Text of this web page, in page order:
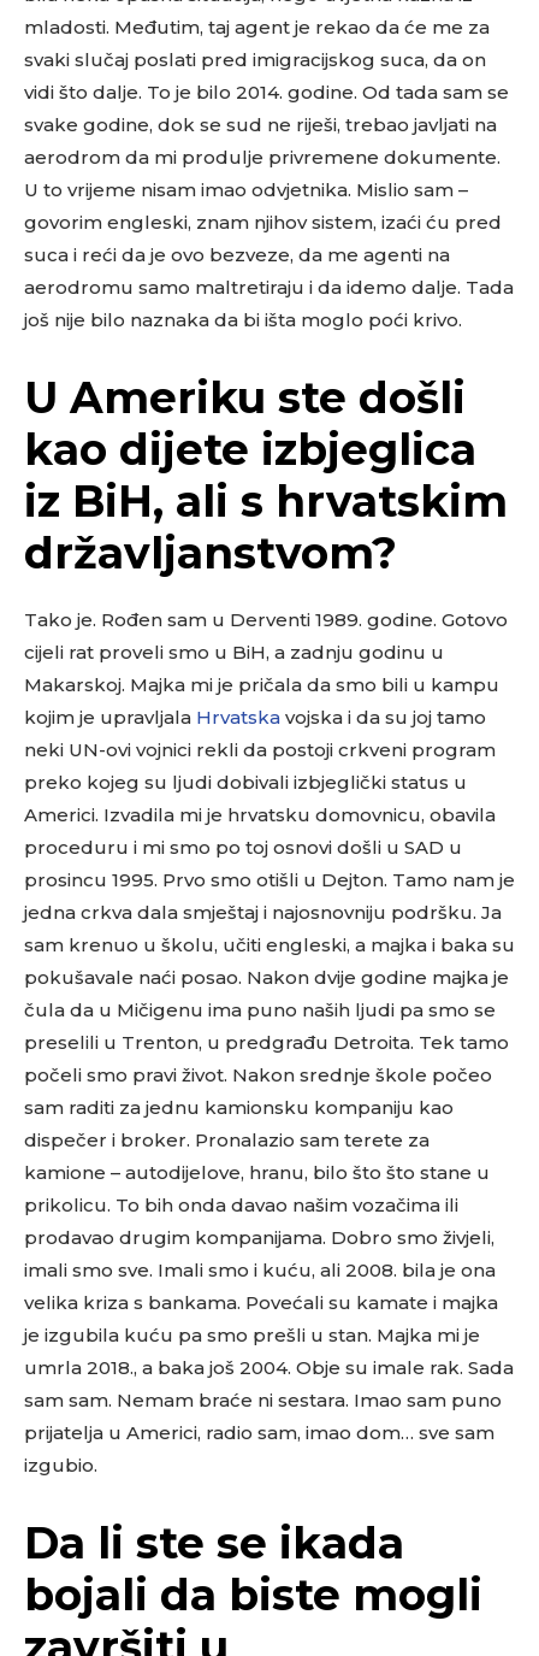
mladosti. Međutim, taj agent je rekao da će me za
svaki slučaj poslati pred imigracijskog suca, da on
vidi što dalje. To je bilo 2014. godine. Od tada sam se
svake godine, dok se sud ne riješi, trebao javljati na
aerodrom da mi produlje privremene dokumente.
U to vrijeme nisam imao odvjetnika. Mislio sam –
govorim engleski, znam njihov sistem, izaći ću pred
suca i reći da je ovo bezveze, da me agenti na
aerodromu samo maltretiraju i da idemo dalje. Tada
još nije bilo naznaka da bi išta moglo poći krivo.
U Ameriku ste došli
kao dijete izbjeglica
iz BiH, ali s hrvatskim
državljanstvom?
Tako je. Rođen sam u Derventi 1989. godine. Gotovo
cijeli rat proveli smo u BiH, a zadnju godinu u
Makarskoj. Majka mi je pričala da smo bili u kampu
kojim je upravljala Hrvatska vojska i da su joj tamo
neki UN-ovi vojnici rekli da postoji crkveni program
preko kojeg su ljudi dobivali izbjeglički status u
Americi. Izvadila mi je hrvatsku domovnicu, obavila
proceduru i mi smo po toj osnovi došli u SAD u
prosincu 1995. Prvo smo otišli u Dejton. Tamo nam je
jedna crkva dala smještaj i najosnovniju podršku. Ja
sam krenuo u školu, učiti engleski, a majka i baka su
pokušavale naći posao. Nakon dvije godine majka je
čula da u Mičigenu ima puno naših ljudi pa smo se
preselili u Trenton, u predgrađu Detroita. Tek tamo
počeli smo pravi život. Nakon srednje škole počeo
sam raditi za jednu kamionsku kompaniju kao
dispečer i broker. Pronalazio sam terete za
kamione – autodijelove, hranu, bilo što što stane u
prikolicu. To bih onda davao našim vozačima ili
prodavao drugim kompanijama. Dobro smo živjeli,
imali smo sve. Imali smo i kuću, ali 2008. bila je ona
velika kriza s bankama. Povećali su kamate i majka
je izgubila kuću pa smo prešli u stan. Majka mi je
umrla 2018., a baka još 2004. Obje su imale rak. Sada
sam sam. Nemam braće ni sestara. Imao sam puno
prijatelja u Americi, radio sam, imao dom… sve sam
izgubio.
Da li ste se ikada
bojali da biste mogli